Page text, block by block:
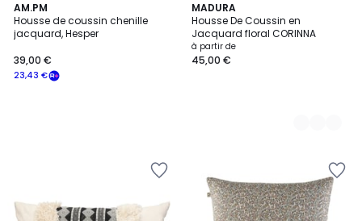
AM.PM
Housse de coussin chenille
jacquard, Hesper
23,43 €
39,00 €
MADURA
Housse De Coussin en
Jacquard floral CORINNA
à partir de
45,00 €
4
Couleurs